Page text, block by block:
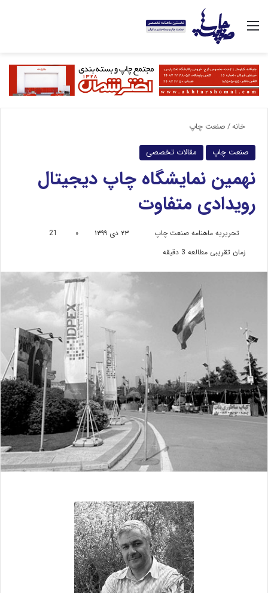
منو
خانه/صنعت چاپ
صنعت چاپ مقالات تخصصی
نهمین نمایشگاه چاپ دیجیتال
رویدادی متفاوت
تحریریه ماهنامه صنعت چاپ ۲۳ دی ۱۳۹۹ ۰
21
زمان تقریبی مطالعه 3 دقیقه